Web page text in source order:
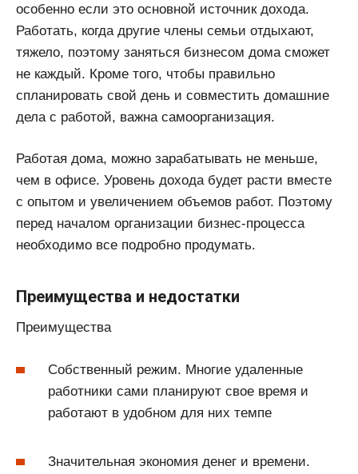
особенно если это основной источник дохода.
Работать, когда другие члены семьи отдыхают,
тяжело, поэтому заняться бизнесом дома сможет
не каждый. Кроме того, чтобы правильно
спланировать свой день и совместить домашние
дела с работой, важна самоорганизация.
Работая дома, можно зарабатывать не меньше,
чем в офисе. Уровень дохода будет расти вместе
с опытом и увеличением объемов работ. Поэтому
перед началом организации бизнес-процесса
необходимо все подробно продумать.
Преимущества и недостатки
Преимущества
Собственный режим. Многие удаленные
работники сами планируют свое время и
работают в удобном для них темпе
Значительная экономия денег и времени.